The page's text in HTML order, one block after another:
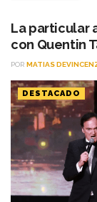
La particular
con Quentin
POR MATIAS
DESTACADO